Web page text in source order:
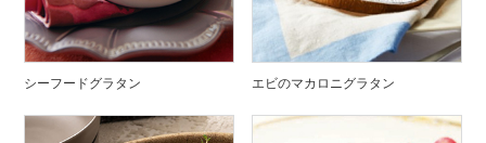
シーフードグラタン エビのマカロニグラタン